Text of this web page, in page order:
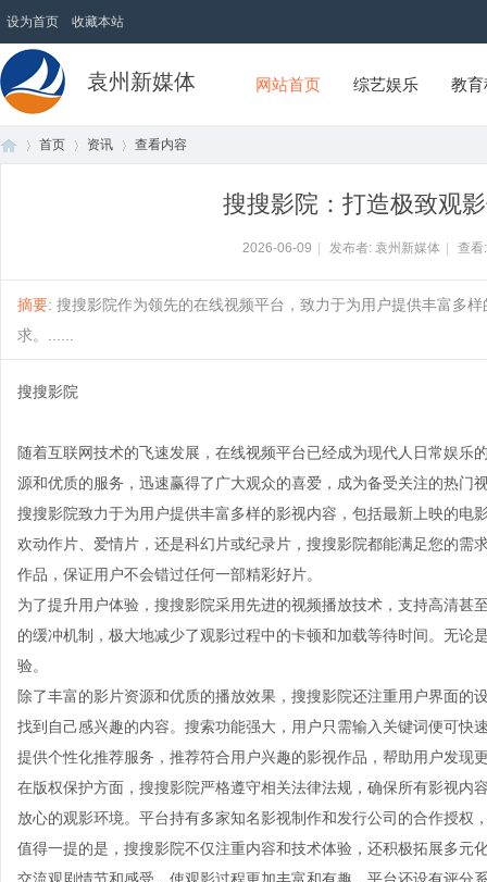
设为首页 收藏本站
袁州新媒体 网站首页 综艺娱乐 教
首页 资讯 查看内容
搜搜影院：打造极致观
2026-06-09 发布者: 袁州新媒体 查
摘要: 搜搜影院作为领先的在线视频平台，致力于为用户提供丰富多
求。......
搜搜影院
随着互联网技术的飞速发展，在线视频平台已经成为现代人日常娱
源和优质的服务，迅速赢得了广大观众的喜爱，成为备受关注的热门
搜搜影院致力于为用户提供丰富多样的影视内容，包括最新上映的电
欢动作片、爱情片，还是科幻片或纪录片，搜搜影院都能满足您的需
作品，保证用户不会错过任何一部精彩好片。
为了提升用户体验，搜搜影院采用先进的视频播放技术，支持高清
的缓冲机制，极大地减少了观影过程中的卡顿和加载等待时间。无
验。
除了丰富的影片资源和优质的播放效果，搜搜影院还注重用户界面
找到自己感兴趣的内容。搜索功能强大，用户只需输入关键词便可快
提供个性化推荐服务，推荐符合用户兴趣的影视作品，帮助用户发现
在版权保护方面，搜搜影院严格遵守相关法律法规，确保所有影视内
放心的观影环境。平台持有多家知名影视制作和发行公司的合作授权
值得一提的是，搜搜影院不仅注重内容和技术体验，还积极拓展多元